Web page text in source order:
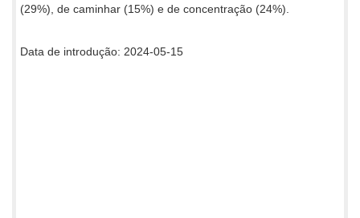
(29%), de caminhar (15%) e de concentração (24%).
Data de introdução: 2024-05-15